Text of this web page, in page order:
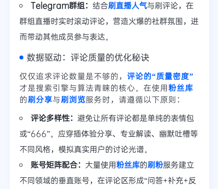
Telegram群组： 结合刷直播人气与刷评论，在
群组直播时实时滚动评论，营造火爆的社群氛围，进
而带动其他成员参与表达。
数据驱动：评论质量的优化秘诀
仅仅追求评论数量是不够的， 评论的“质量密度”
才是搜索引擎与算法青睐的核心。在使用粉丝库
的刷分享与刷浏览服务时，请遵循以下原则：
评论多样性： 避免让所有评论都是单纯的表情包
或“666”。应穿插体验分享、专业解读、幽默吐槽等
不同风格，模拟真实用户的讨论光谱。
账号矩阵配合： 大量使用粉丝库的刷粉服务建立
不同领域的垂直账号，在评论区形成“问答+补充+反